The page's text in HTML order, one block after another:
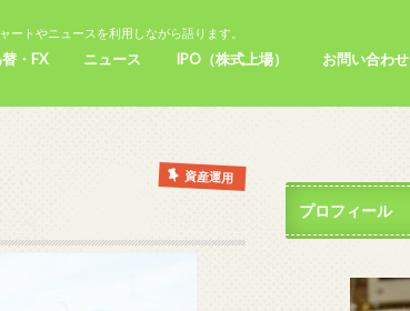
ートやニュースを利用しながら語ります。
・FX ニュース IPO（株式上場） お問い合わせ
資産運用
プロフィール